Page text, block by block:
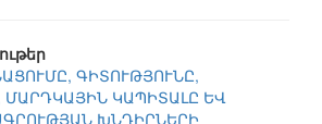
ԳԻՏՈՒԹՅՈՒՆԸ,
ՄԱՐԴԿԱՅԻՆ ԿԱՊԻՏԱԼԸ ԵՎ
ԽՆԴԻՐՆԵՐԻ